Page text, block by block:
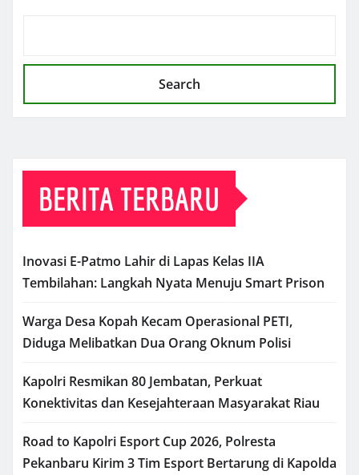
Search
BERITA TERBARU
Inovasi E-Patmo Lahir di Lapas Kelas IIA
Tembilahan: Langkah Nyata Menuju Smart Prison
Warga Desa Kopah Kecam Operasional PETI,
Diduga Melibatkan Dua Orang Oknum Polisi
Kapolri Resmikan 80 Jembatan, Perkuat
Konektivitas dan Kesejahteraan Masyarakat Riau
Road to Kapolri Esport Cup 2026, Polresta
Pekanbaru Kirim 3 Tim Esport Bertarung di Kapolda